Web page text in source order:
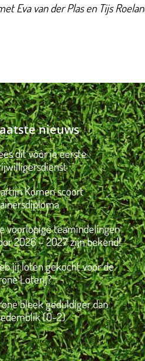
Eva van der Plas en Tijs
nieuws
dit vóór je eerste
Komen scoort
voorlopige teamindelingen
2026 – 2027 zijn bekend!
jij loten gekocht voor de
Loterij?
bleek geduldiger dan
(0-2)